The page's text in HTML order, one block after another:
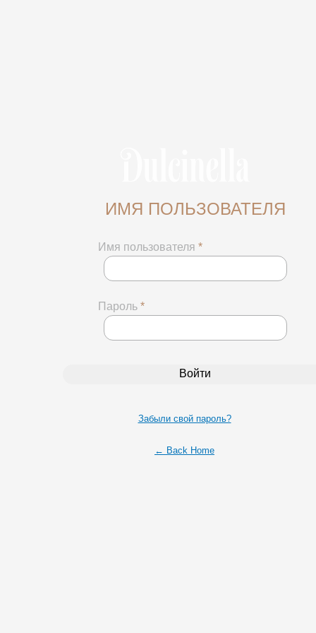
ИМЯ ПОЛЬЗОВАТЕЛЯ
Имя пользователя *
Пароль *
Забыли свой пароль?
← Back Home